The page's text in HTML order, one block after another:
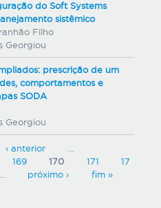
do Soft Systems
sistêmico
Filho
Georgiou
prescrição de um
comportamentos e
SODA
Georgiou
‹ anterior
169 170 171
17
próximo › fim »